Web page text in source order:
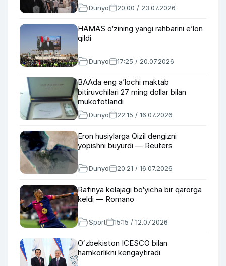
Dunyo 20:00 / 23.07.2026
HAMAS o‘zining yangi rahbarini e’lon
qildi
Dunyo 17:25 / 20.07.2026
BAAda eng a’lochi maktab
bitiruvchilari 27 ming dollar bilan
mukofotlandi
Dunyo 22:15 / 16.07.2026
Eron husiylarga Qizil dengizni
yopishni buyurdi — Reuters
Dunyo 20:21 / 16.07.2026
Rafinya kelajagi bo‘yicha bir qarorga
keldi — Romano
Sport 15:15 / 12.07.2026
Oʻzbekiston ICESCO bilan
hamkorlikni kengaytiradi